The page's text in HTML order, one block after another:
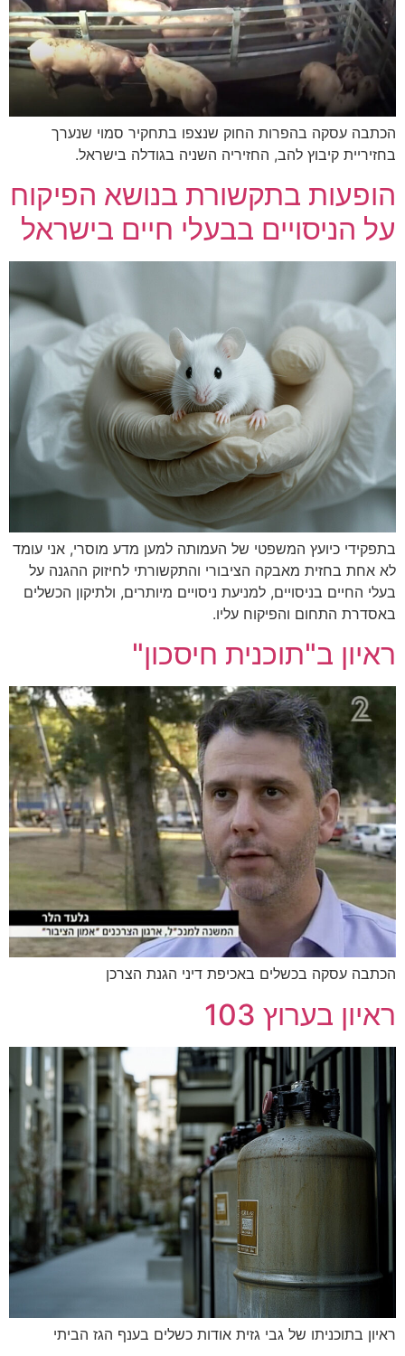
הכתבה עסקה בהפרות החוק שנצפו בתחקיר סמוי שנערך
בחזיריית קיבוץ להב, החזיריה השניה בגודלה בישראל.
הופעות בתקשורת בנושא הפיקוח
על הניסויים בבעלי חיים בישראל
בתפקידי כיועץ המשפטי של העמותה למען מדע מוסרי, אני עומד
לא אחת בחזית מאבקה הציבורי והתקשורתי לחיזוק ההגנה על
בעלי החיים בניסויים, למניעת ניסויים מיותרים, ולתיקון הכשלים
באסדרת התחום והפיקוח עליו.
ראיון ב"תוכנית חיסכון"
הכתבה עסקה בכשלים באכיפת דיני הגנת הצרכן
ראיון בערוץ 103
ראיון בתוכניתו של גבי גזית אודות כשלים בענף הגז הביתי